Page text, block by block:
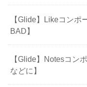
【Glide】Likeコンポ
BAD】
【Glide】Notesコン
などに】